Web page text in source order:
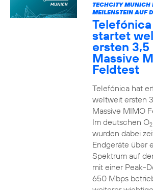
TECHCITY MUNICH
MEILENSTEIN AUF
startet
ersten 3,5
Massive
Feldtest
Telefónica hat
weltweit ersten
Massive MIMO
Im deutschen O2
wurden dabei
Endgeräte über
Spektrum auf
mit einer Peak-
650 Mbps